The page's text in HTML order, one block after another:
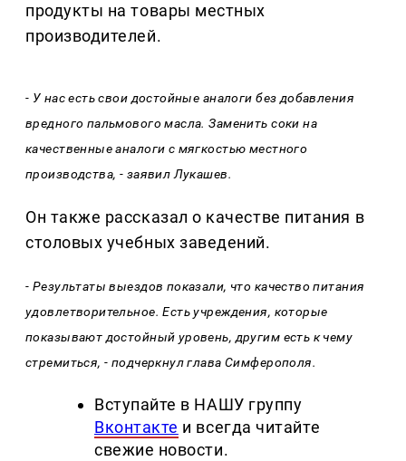
продукты на товары местных
производителей.
- У нас есть свои достойные аналоги без добавления
вредного пальмового масла. Заменить соки на
качественные аналоги с мягкостью местного
производства, - заявил Лукашев.
Он также рассказал о качестве питания в
столовых учебных заведений.
- Результаты выездов показали, что качество питания
удовлетворительное. Есть учреждения, которые
показывают достойный уровень, другим есть к чему
стремиться, - подчеркнул глава Симферополя.
Вступайте в НАШУ группу
Вконтакте и всегда читайте
свежие новости.